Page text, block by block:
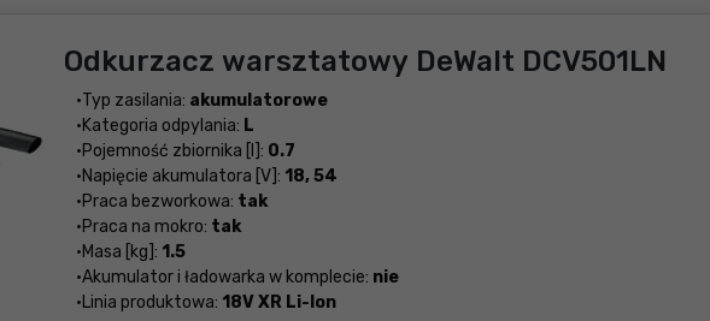
Odkurzacz warsztatowy DeWalt DCV501LN
Typ zasilania: akumulatorowe
Kategoria odpylania: L
Pojemność zbiornika [l]: 0.7
Napięcie akumulatora [V]: 18, 54
Praca bezworkowa: tak
Praca na mokro: tak
Masa [kg]: 1.5
Akumulator i ładowarka w komplecie: nie
Linia produktowa: 18V XR Li-Ion